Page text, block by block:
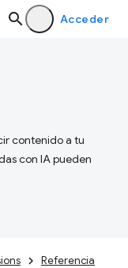
Acceder
contenido a tu
con IA pueden
Referencia